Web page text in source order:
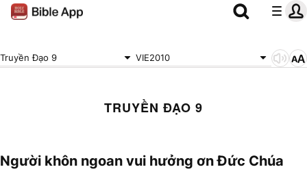
Truyền Đạo 9 VIE2010
TRUYỀN ĐẠO 9
Người khôn ngoan vui hưởng ơn Đức Chúa